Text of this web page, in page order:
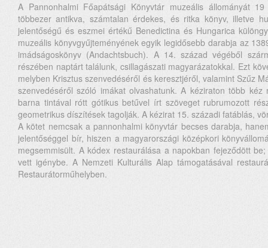
A Pannonhalmi Főapátsági Könyvtár muzeális állományát
többezer antikva, számtalan érdekes, és ritka könyv, illetve
jelentőségű és eszmei értékű Benedictina és Hungarica
muzeális könyvgyűjteményének egyik legidősebb darabja az
imádságoskönyv (Andachtsbuch). A 14. század végéből
részében naptárt találunk, csillagászati magyarázatokkal. Ezt
melyben Krisztus szenvedéséről és keresztjéről, valamint Szűz
szenvedéséről szóló imákat olvashatunk. A kéziraton több
barna tintával rótt gótikus betűvel írt szöveget rubrumozott
geometrikus díszítések tagolják. A kézirat 15. századi fatáblás,
A kötet nemcsak a pannonhalmi könyvtár becses darabja,
jelentőséggel bír, hiszen a magyarországi középkori
megsemmisült. A kódex restaurálása a napokban fejeződött
vett igénybe. A Nemzeti Kulturális Alap támogatásával
Restaurátorműhelyben.